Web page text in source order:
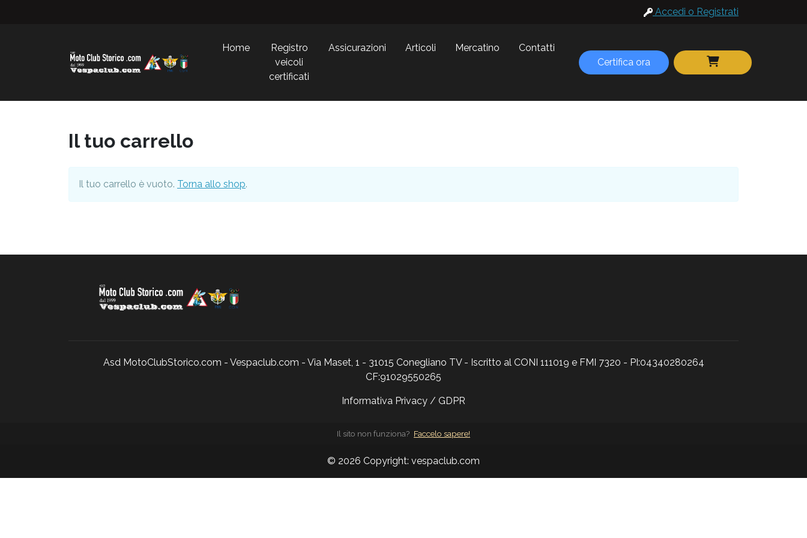
Accedi o Registrati
Home
Registro
veicoli
certificati
Assicurazioni Articoli Mercatino
Contatti
Certifica ora
Il tuo carrello
Il tuo carrello è vuoto. Torna allo shop.
Asd MotoClubStorico.com - Vespaclub.com - Via Maset, 1 - 31015 Conegliano TV - Iscritto al CONI 111019 e FMI 7320 - PI:04340280264
CF:91029550265
Informativa Privacy / GDPR
Il sito non funziona? Faccelo sapere!
© 2026 Copyright: vespaclub.com